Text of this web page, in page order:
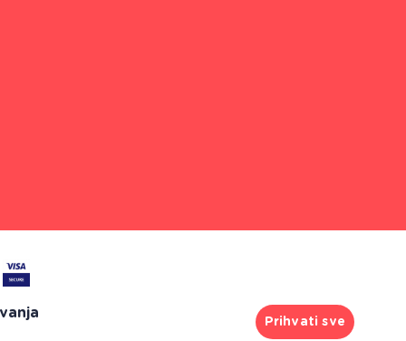
Prihvati sve